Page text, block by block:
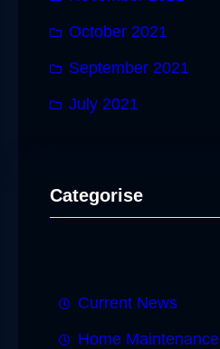
October 2021
September 2021
July 2021
Categorise
Current News
Home Maintenance